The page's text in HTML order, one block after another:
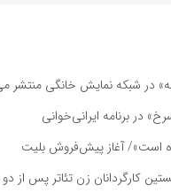
در شبکه نمایش خانگی منتشر
در برنامه ایرانی‌خوانی
است»/ آغاز پیش‌فروش بلیت
کارگردانان زن تئاتر پس از